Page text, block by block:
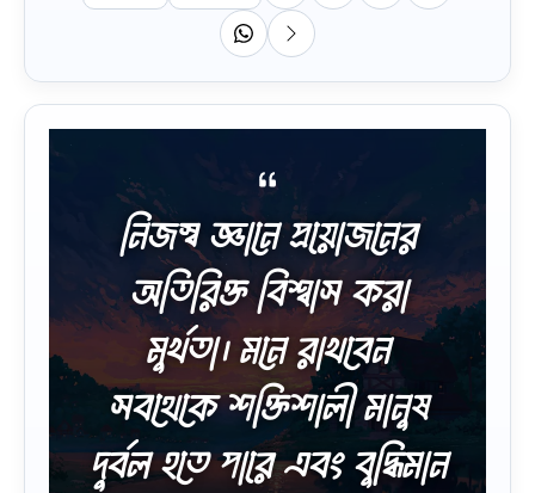
নিজস্ব জ্ঞানে প্রয়োজনের
অতিরিক্ত বিশ্বাস করা
মুর্খতা। মনে রাখবেন
সবথেকে শক্তিশালী মানুষ
দুর্বল হতে পারে এবং বুদ্ধিমান